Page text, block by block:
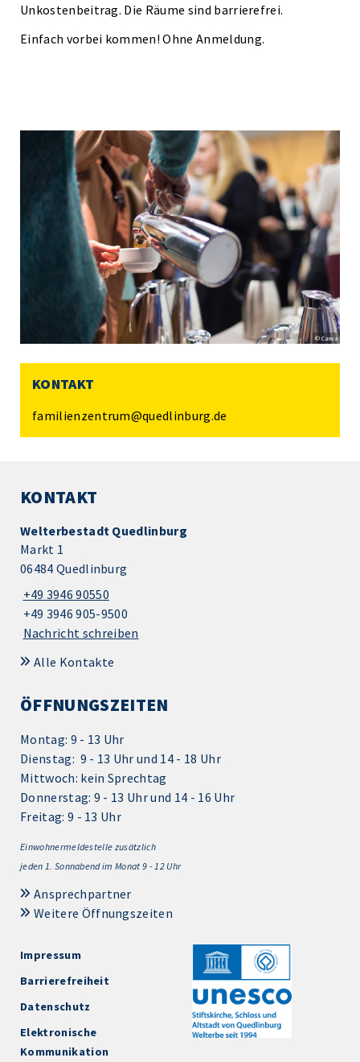
Unkostenbeitrag. Die Räume sind barrierefrei.
Einfach vorbei kommen! Ohne Anmeldung.
© Canva
KONTAKT
familienzentrum@quedlinburg.de
KONTAKT
Welterbestadt Quedlinburg
Markt 1
06484 Quedlinburg
+49 3946 90550
+49 3946 905-9500
Nachricht schreiben
Alle Kontakte
ÖFFNUNGSZEITEN
Montag: 9 - 13 Uhr
Dienstag: 9 - 13 Uhr und 14 - 18 Uhr
Mittwoch: kein Sprechtag
Donnerstag: 9 - 13 Uhr und 14 - 16 Uhr
Freitag: 9 - 13 Uhr
Einwohnermeldestelle zusätzlich
jeden 1. Sonnabend im Monat 9 - 12 Uhr
Ansprechpartner
Weitere Öffnungszeiten
Impressum
Barrierefreiheit
Datenschutz
Elektronische
Kommunikation